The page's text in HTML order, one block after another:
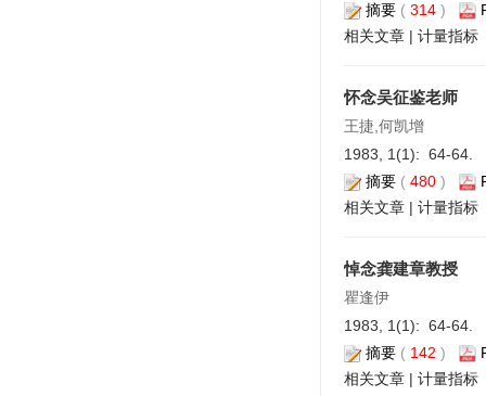
摘要 ( 314 )
相关文章 | 计量指标
怀念吴征鉴老师
王捷,何凯增
1983, 1(1): 64-64.
摘要 ( 480 )
相关文章 | 计量指标
悼念龚建章教授
瞿逢伊
1983, 1(1): 64-64.
摘要 ( 142 )
相关文章 | 计量指标